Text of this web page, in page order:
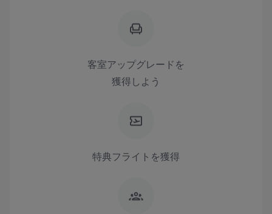
客室アップグレードを
獲得しよう
特典フライトを獲得